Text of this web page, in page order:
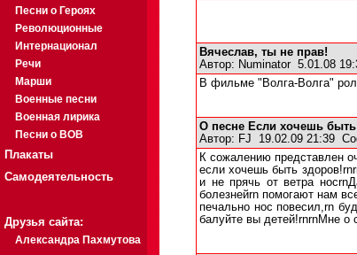
Песни о Героях
Революционные
Интернационал
Речи
Марши
Военные песни
Военная лирика
Песни о ВОВ
Плакаты
Самодеятельность
Друзья сайта:
Александра Пахмутова
Вячеслав, ты не прав!
Автор: Numinator 5.01.08
В фильме "Волга-Волга"
О песне Если хочешь
Автор: FJ 19.02.09 21:39
К сожалению представлен
если хочешь быть
и не прячь от ветра
болезнейrn помогают нам
печально нос повесил,rn
балуйте вы детей!rnrnМне о